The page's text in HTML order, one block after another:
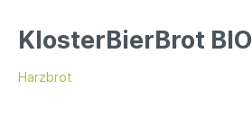
KlosterBierBrot BIO
Harzbrot